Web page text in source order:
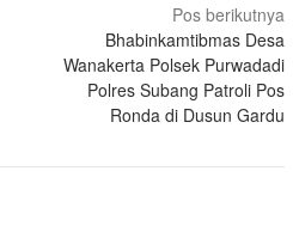
Pos berikutnya
Bhabinkamtibmas Desa
Wanakerta Polsek Purwadadi
Polres Subang Patroli Pos
Ronda di Dusun Gardu